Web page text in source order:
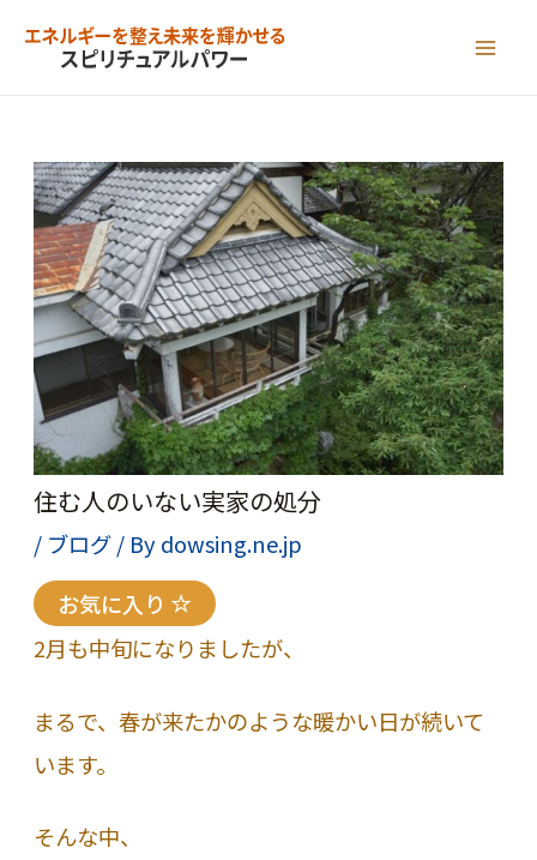
住む人のいない実家の処分
/ ブログ/ Bydowsing.ne.jp
お気に入り
2月も中旬になりましたが、
まるで、春が来たかのような暖かい日が続いて
います。
そんな中、